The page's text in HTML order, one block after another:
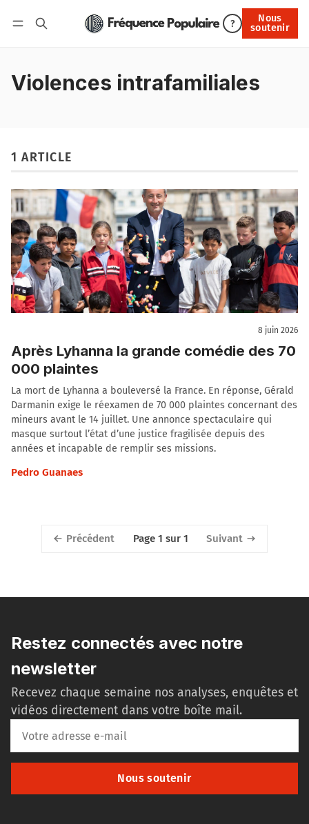
?
Nous
soutenir
Nous soutenir
Violences intrafamiliales
1 ARTICLE
8 juin 2026
Après Lyhanna la grande comédie des 70
000 plaintes
La mort de Lyhanna a bouleversé la France. En réponse, Gérald
Darmanin exige le réexamen de 70 000 plaintes concernant des
mineurs avant le 14 juillet. Une annonce spectaculaire qui
masque surtout l’état d’une justice fragilisée depuis des
années et incapable de remplir ses missions.
Pedro Guanaes
Précédent Page 1 sur 1 Suivant
Restez connectés avec notre
newsletter
Recevez chaque semaine nos analyses, enquêtes et
vidéos directement dans votre boîte mail.
Nous soutenir